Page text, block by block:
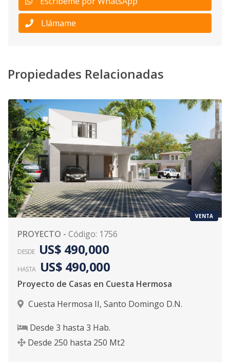
Llámame
Propiedades Relacionadas
VENTA
PROYECTO - Código: 1756
DESDE US$ 490,000
HASTA US$ 490,000
Proyecto de Casas en Cuesta Hermosa
Cuesta Hermosa II, Santo Domingo D.N.
Desde 3 hasta 3 Hab.
Desde 250 hasta 250 Mt2